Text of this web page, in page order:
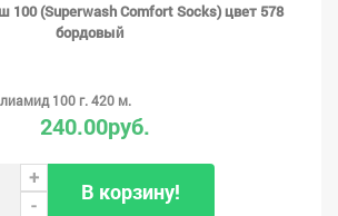
100 (Superwash Comfort Socks) цвет 578
бордовый
100 г. 420 м.
240.00руб.
+
-
В корзину!